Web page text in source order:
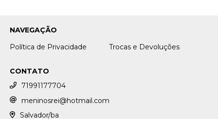
NAVEGAÇÃO
Política de Privacidade
Trocas e Devoluções
CONTATO
71991177704
meninosrei@hotmail.com
Salvador/ba